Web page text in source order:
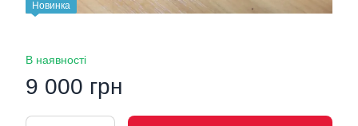
Новинка
В наявності
9 000 грн